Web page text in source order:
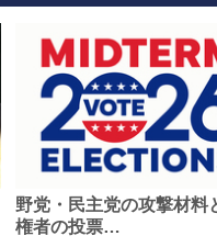
野党・民主党の攻撃材料
権者の投票…